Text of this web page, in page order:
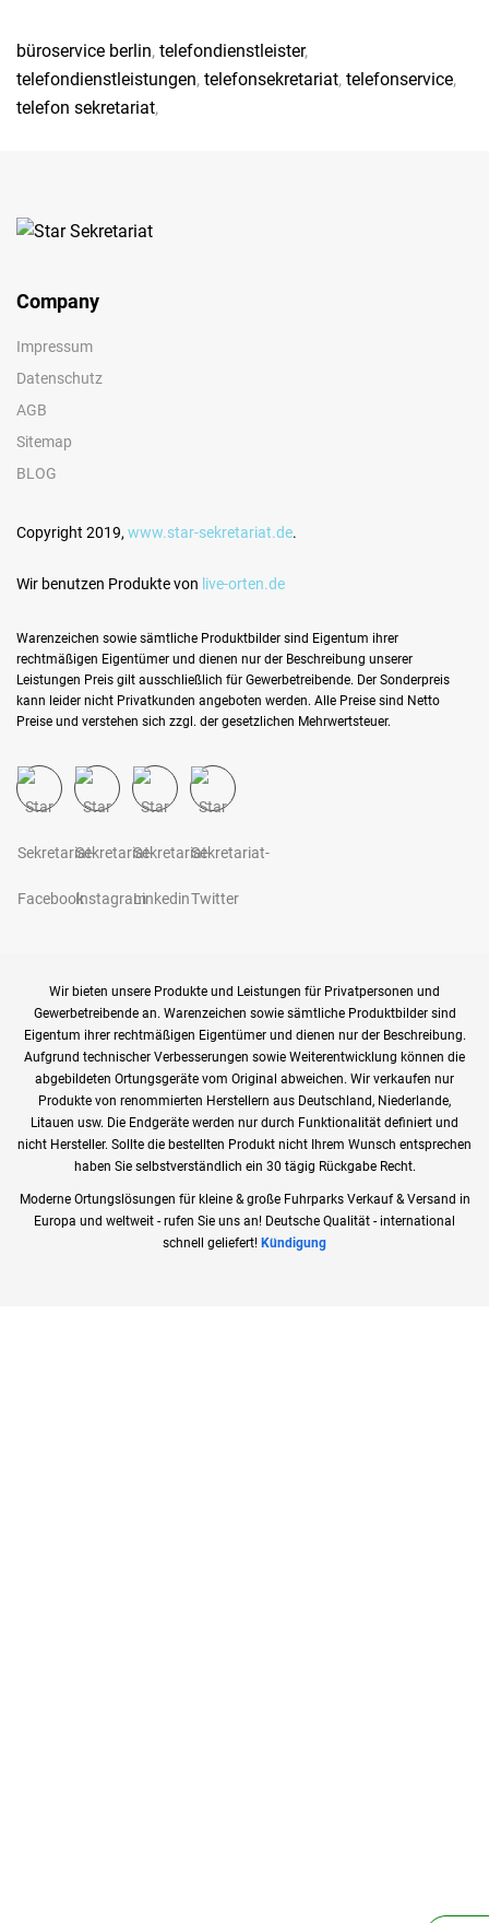
büroservice berlin, telefondienstleister,
telefondienstleistungen, telefonsekretariat, telefonservice,
telefon sekretariat,
Company
Impressum
Datenschutz
AGB
Sitemap
BLOG
Copyright 2019, www.star-sekretariat.de.
Wir benutzen Produkte von live-orten.de
Warenzeichen sowie sämtliche Produktbilder sind Eigentum ihrer
rechtmäßigen Eigentümer und dienen nur der Beschreibung unserer
Leistungen Preis gilt ausschließlich für Gewerbetreibende. Der Sonderpreis
kann leider nicht Privatkunden angeboten werden. Alle Preise sind Netto
Preise und verstehen sich zzgl. der gesetzlichen Mehrwertsteuer.
Wir bieten unsere Produkte und Leistungen für Privatpersonen und
Gewerbetreibende an. Warenzeichen sowie sämtliche Produktbilder sind
Eigentum ihrer rechtmäßigen Eigentümer und dienen nur der Beschreibung.
Aufgrund technischer Verbesserungen sowie Weiterentwicklung können die
abgebildeten Ortungsgeräte vom Original abweichen. Wir verkaufen nur
Produkte von renommierten Herstellern aus Deutschland, Niederlande,
Litauen usw. Die Endgeräte werden nur durch Funktionalität definiert und
nicht Hersteller. Sollte die bestellten Produkt nicht Ihrem Wunsch entsprechen
haben Sie selbstverständlich ein 30 tägig Rückgabe Recht.
Moderne Ortungslösungen für kleine & große Fuhrparks Verkauf & Versand in
Europa und weltweit - rufen Sie uns an! Deutsche Qualität - international
schnell geliefert! Kündigung